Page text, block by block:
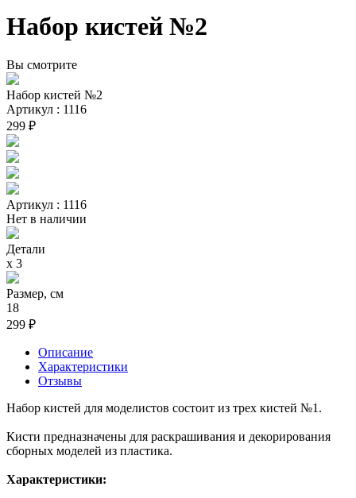
Набор кистей №2
Вы смотрите
Набор кистей №2
Артикул : 1116
299 ₽
Артикул : 1116
Нет в наличии
Детали
х 3
Размер, см
18
299 ₽
Описание
Характеристики
Отзывы
Набор кистей для моделистов состоит из трех кистей №1.
Кисти предназначены для раскрашивания и декорирования
сборных моделей из пластика.
Характеристики: